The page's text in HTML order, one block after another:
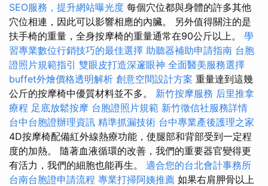
SEO服務，提升網站曝光度 每個穴位都與身體的許多其他
穴位相連，因此可以影響相應的內臟。 另外值得關注的是
扶手椅的重量，全身按摩椅的重量通常在90公斤以上。 學
習專業數位行銷技巧的最佳選擇 助聽器補助申請指南 台胞
證照片規範指引 雙眼皮打造深邃眼神 全面醫美服務選擇
buffet外燴價格透明解析 創意空間設計方案 重量達到這幾
公斤的按摩椅中優質材料並不多。 新竹按摩服務 后里推拿
療程 足底放鬆按摩 台胞證照片規範 新竹徵信社服務詳情
台中台胞證辦理資訊 精準抓漏技術 台中專業產後護理之家
4D按摩椅配備紅外線熱療功能，使腿部和背部受到一定程
度的加熱。 隨著血液循環的改善，我們的重要器官變得更
有活力，我們的細胞也能再生。 適合您的台北會計事務所
台南台胞證申請流程 專業打掃阿姨推薦 如果右肩胛骨以上